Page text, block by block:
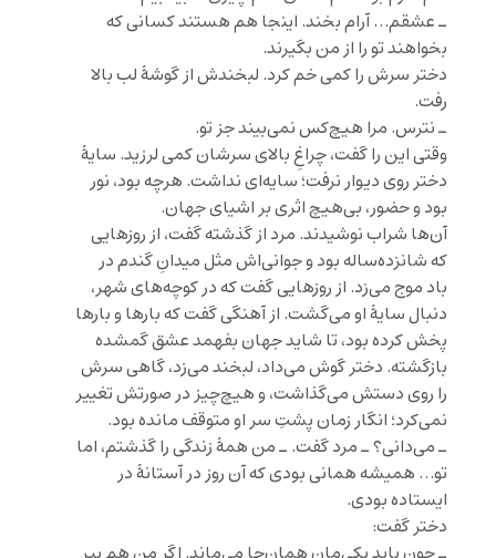
ـ عشقم… آرام بخند. اینجا هم هستند کسانی که
بخواهند تو را از من بگیرند.
دختر سرش را کمی خم کرد. لبخندش از گوشهٔ لب بالا
رفت.
ـ نترس. مرا هیچ‌کس نمی‌بیند جز تو.
وقتی این را گفت، چراغِ بالای سرشان کمی لرزید. سایهٔ
دختر روی دیوار نرفت؛ سایه‌ای نداشت. هرچه بود، نور
بود و حضور، بی‌هیچ اثری بر اشیای جهان.
آن‌ها شراب نوشیدند. مرد از گذشته گفت، از روزهایی
که شانزده‌ساله بود و جوانی‌اش مثل میدانِ گندم در
باد موج می‌زد. از روزهایی گفت که در کوچه‌های شهر،
دنبال سایهٔ او می‌گشت. از آهنگی گفت که بارها و بارها
پخش کرده بود، تا شاید جهان بفهمد عشق گمشده
بازگشته. دختر گوش می‌داد، لبخند می‌زد، گاهی سرش
را روی دستش می‌گذاشت، و هیچ‌چیز در صورتش تغییر
نمی‌کرد؛ انگار زمان پشتِ سر او متوقف مانده بود.
ـ می‌دانی؟ ـ مرد گفت. ـ من همهٔ زندگی را گذشتم، اما
تو… همیشه همانی بودی که آن روز در آستانهٔ در
ایستاده بودی.
دختر گفت: